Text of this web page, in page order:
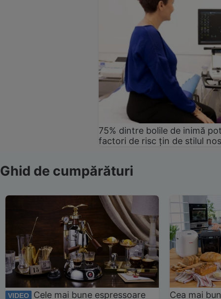
75% dintre bolile de inimă
factori de risc țin de stilul
Ghid de cumpărături
VIDEO Cele mai bune espressoare Cea mai